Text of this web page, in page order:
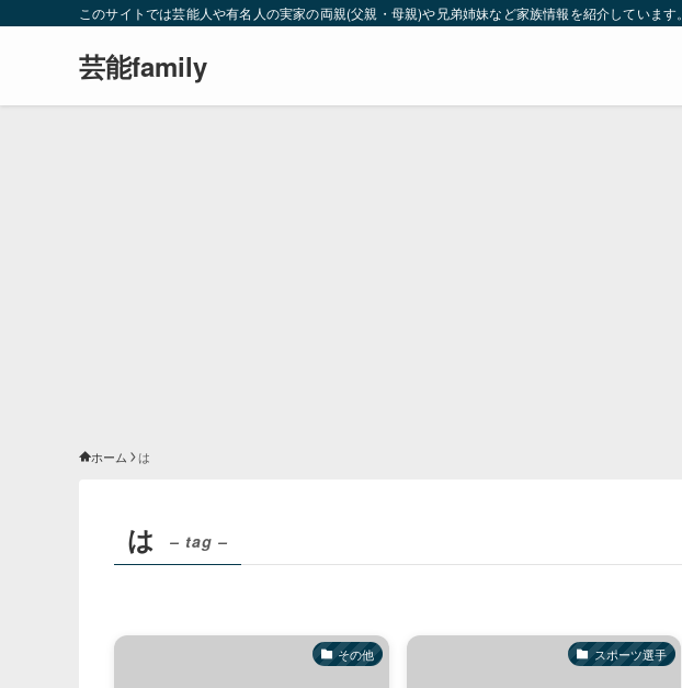
このサイトでは芸能人や有名人の実家の両親(父親・母親)や兄弟姉妹など家族情報を紹介しています。
芸能family
ホーム は
は – tag –
その他 スポーツ選手